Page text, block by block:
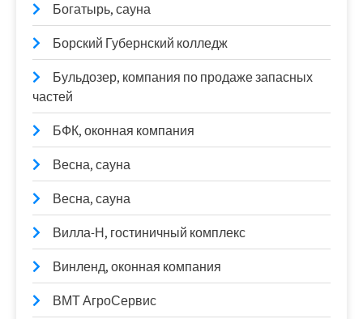
Богатырь, сауна
Борский Губернский колледж
Бульдозер, компания по продаже запасных
частей
БФК, оконная компания
Весна, сауна
Весна, сауна
Вилла-Н, гостиничный комплекс
Винленд, оконная компания
ВМТ АгроСервис